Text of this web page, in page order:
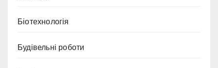
Біотехнологія
Будівельні роботи